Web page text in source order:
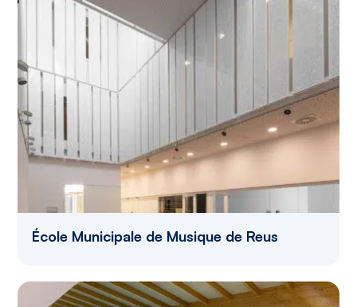
École Municipale de Musique de Reus